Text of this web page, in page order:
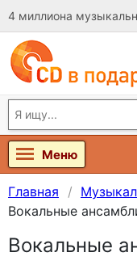
4 миллиона
Меню
Главная
Вокальные
Вокальные